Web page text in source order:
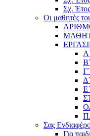
Σχ.
Οι μαθητές
Β΄
Γ΄
Δ΄
Ε΄
Σας
Για